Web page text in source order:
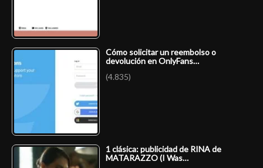
Cómo solicitar un reembolso o
devolución en OnlyFans…
(4.835)
1 clásica: publicidad de RINA de
MATARAZZO (I Was…